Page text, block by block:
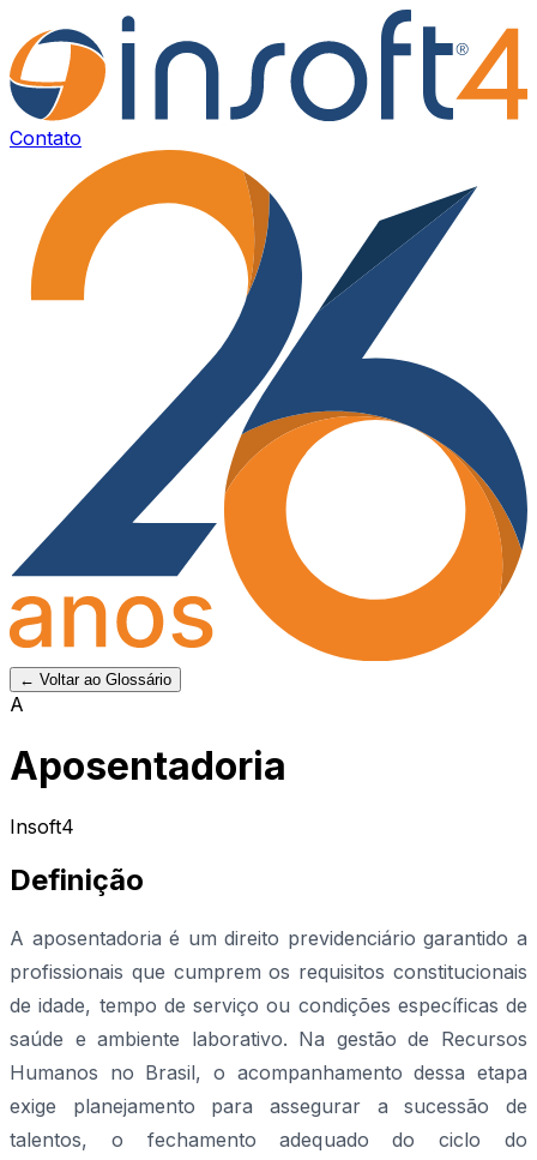
Contato
← Voltar ao Glossário
A
Aposentadoria
Insoft4
Definição
A aposentadoria é um direito previdenciário garantido a
profissionais que cumprem os requisitos constitucionais
de idade, tempo de serviço ou condições específicas de
saúde e ambiente laborativo. Na gestão de Recursos
Humanos no Brasil, o acompanhamento dessa etapa
exige planejamento para assegurar a sucessão de
talentos, o fechamento adequado do ciclo do